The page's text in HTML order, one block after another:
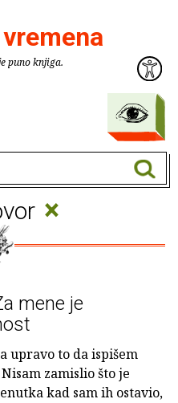
puno knjiga.
×
mene je
upravo to da ispišem
zamislio što je
kad sam ih ostavio,